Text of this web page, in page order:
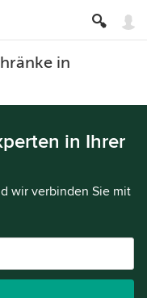
in
in Ihrer
wir verbinden Sie mit